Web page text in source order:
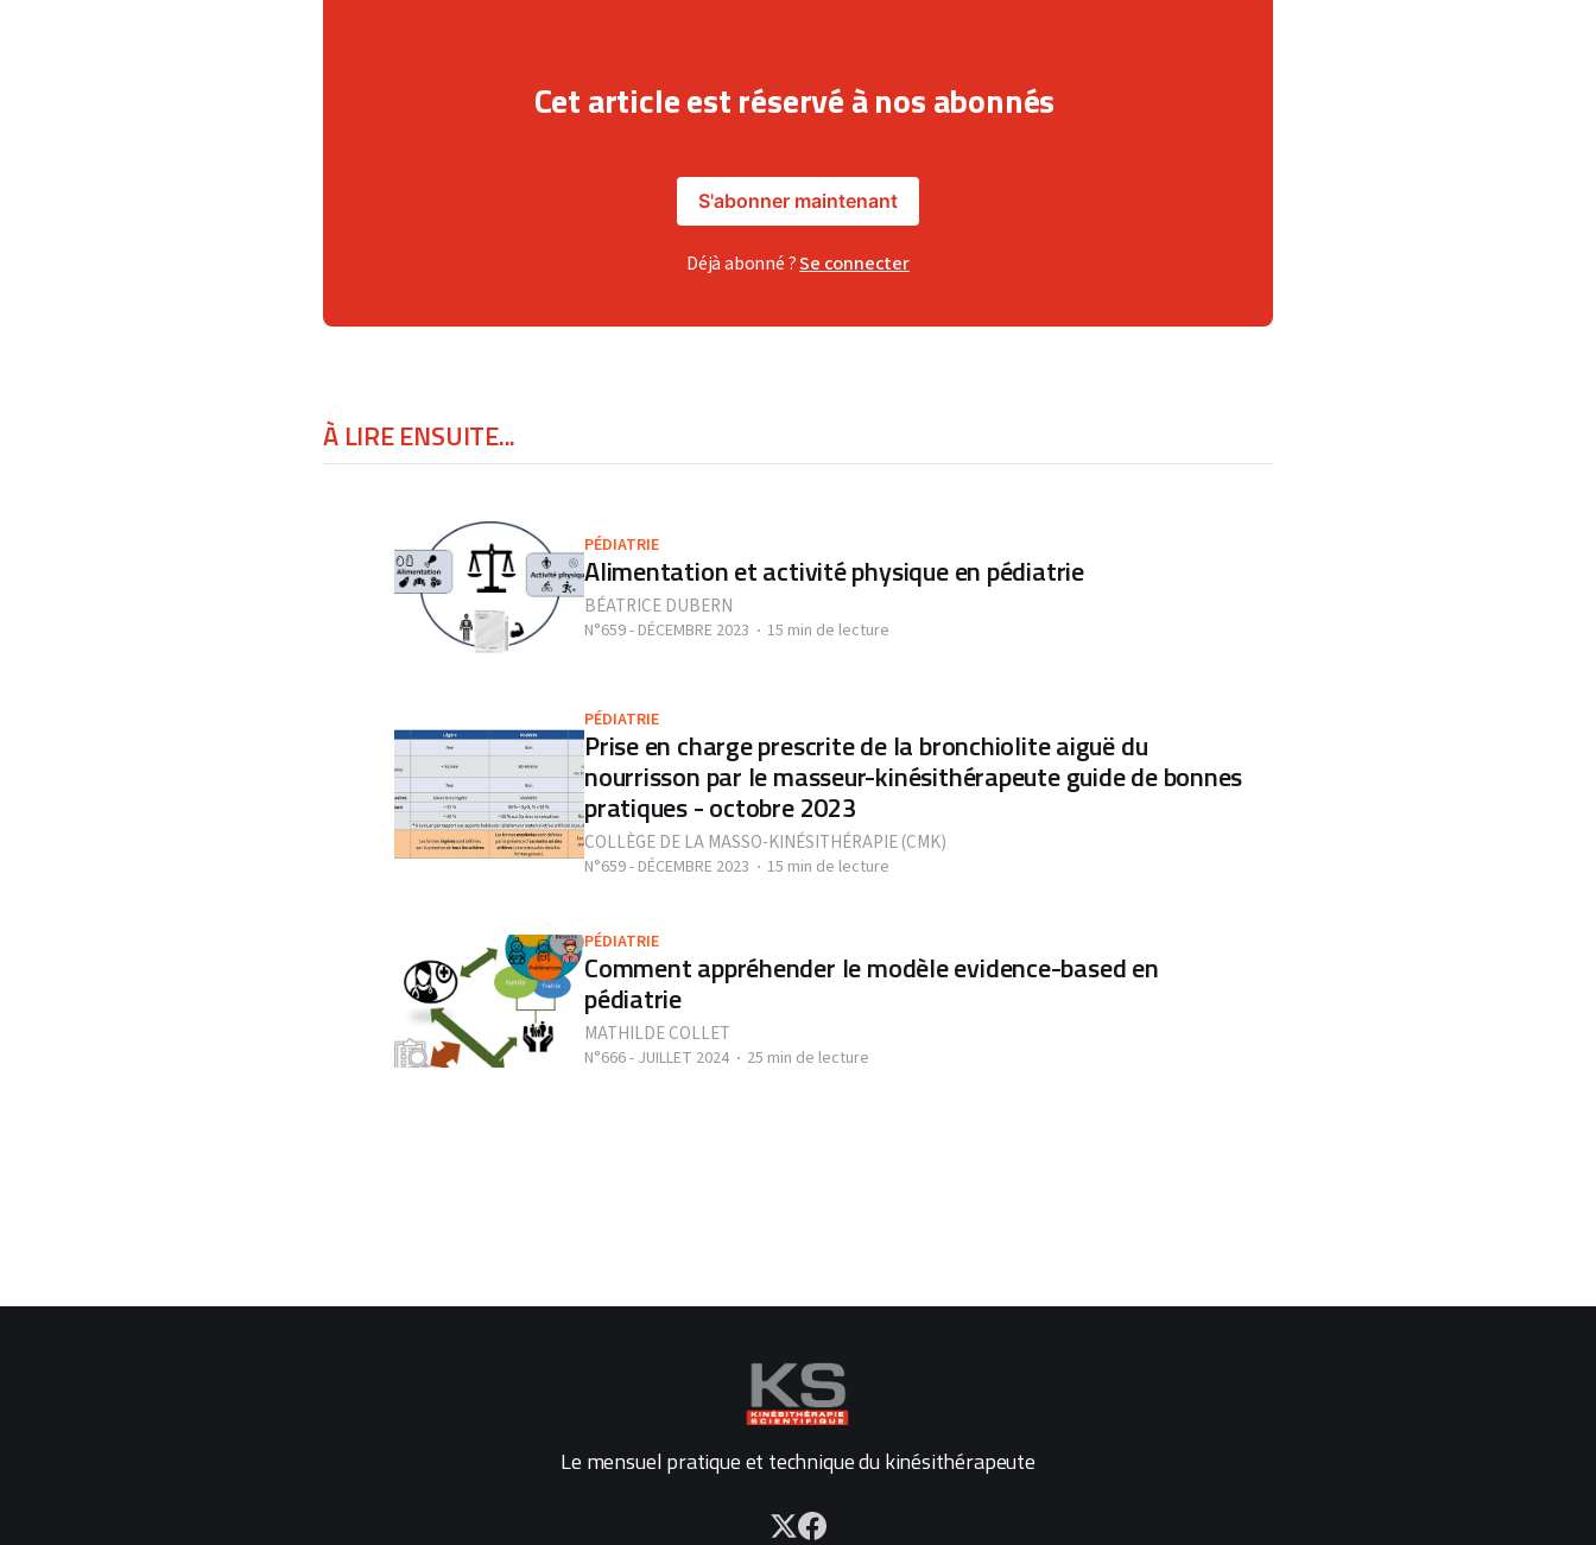
Cet article est réservé à nos abonnés
S'abonner maintenant
Déjà abonné ?Se connecter
À LIRE ENSUITE...
PÉDIATRIE
Alimentation et activité physique en pédiatrie
BÉATRICE DUBERN
N°659 - DÉCEMBRE 2023 15 min de lecture
PÉDIATRIE
Prise en charge prescrite de la bronchiolite aiguë du
nourrisson par le masseur-kinésithérapeute guide de bonnes
pratiques - octobre 2023
COLLÈGE DE LA MASSO-KINÉSITHÉRAPIE (CMK)
N°659 - DÉCEMBRE 2023 15 min de lecture
PÉDIATRIE
Comment appréhender le modèle evidence-based en
pédiatrie
MATHILDE COLLET
N°666 - JUILLET 2024 25 min de lecture
Le mensuel pratique et technique du kinésithérapeute